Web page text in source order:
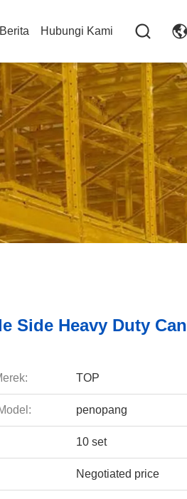
Berita Hubungi Kami
Side Heavy Duty
TOP
penopang
10 set
Negotiated price